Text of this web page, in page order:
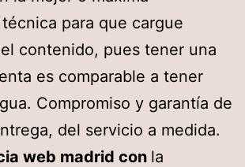
para que cargue
contenido, pues tener una
es comparable a tener
Compromiso y garantía de
del servicio a medida.
web madrid con la